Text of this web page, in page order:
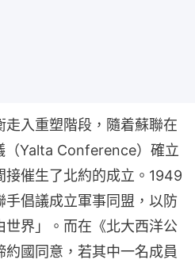
入重塑階段，隨着蘇聯在
（Yalta Conference）確立
接催生了北約的成立。1949
倡議成立軍事同盟，以防
界」。而在《北大西洋公
國同意，若其中一名成員